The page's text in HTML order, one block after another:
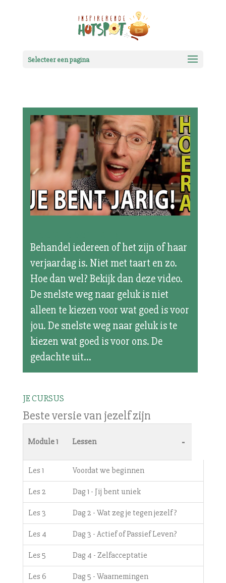
Selecteer een pagina
Behandel iedereen of het zijn of haar
verjaardag is. Niet met taart en zo.
Hoe dan wel? Bekijk dan deze video.
De snelste weg naar geluk is niet
alleen te kiezen voor wat goed is voor
jou. De snelste weg naar geluk is te
kiezen wat goed is voor ons. De
gedachte uit...
JE CURSUS
Beste versie van jezelf zijn
Module 1 Lessen -
Les 1 Voordat we beginnen
Les 2 Dag 1 - Jij bent uniek
Les 3 Dag 2 - Wat zeg je tegen jezelf?
Les 4 Dag 3 - Actief of Passief Leven?
Les 5 Dag 4 - Zelfacceptatie
Les 6 Dag 5 - Waarnemingen